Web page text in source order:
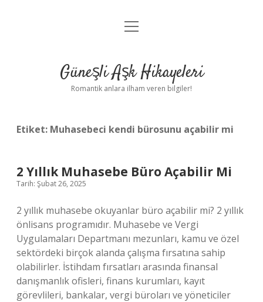
Anasayfa
Yasal Uyarı
menüyü
Güneşli Aşk Hikayeleri
Romantik anlara ilham veren bilgiler!
Etiket: Muhasebeci kendi bürosunu açabilir mi
2 Yıllık Muhasebe Büro Açabilir Mi
Tarih: Şubat 26, 2025
2 yıllık muhasebe okuyanlar büro açabilir mi? 2 yıllık
önlisans programıdır. Muhasebe ve Vergi
Uygulamaları Departmanı mezunları, kamu ve özel
sektördeki birçok alanda çalışma fırsatına sahip
olabilirler. İstihdam fırsatları arasında finansal
danışmanlık ofisleri, finans kurumları, kayıt
görevlileri, bankalar, vergi büroları ve yöneticiler